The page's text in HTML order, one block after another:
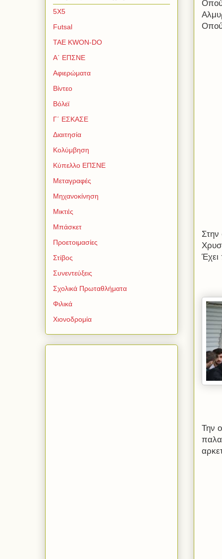
Στην
Έχει
Την
5Χ5
Futsal
TAE KWON-DO
Α΄ ΕΠΣΝΕ
Αφιερώματα
Βίντεο
Βόλεϊ
Γ΄ ΕΣΚΑΣΕ
Διαιτησία
Κολύμβηση
Κύπελλο ΕΠΣΝΕ
Μεταγραφές
Μηχανοκίνηση
Μικτές
Μπάσκετ
Προετοιμασίες
Στίβος
Συνεντεύξεις
Σχολικά Πρωταθλήματα
Φιλικά
Χιονοδρομία